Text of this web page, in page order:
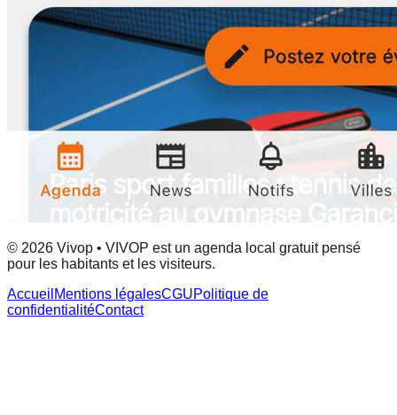
© 2026 Vivop • VIVOP est un agenda local gratuit pensé
pour les habitants et les visiteurs.
Accueil Mentions légalesCGUPolitique de
confidentialitéContact